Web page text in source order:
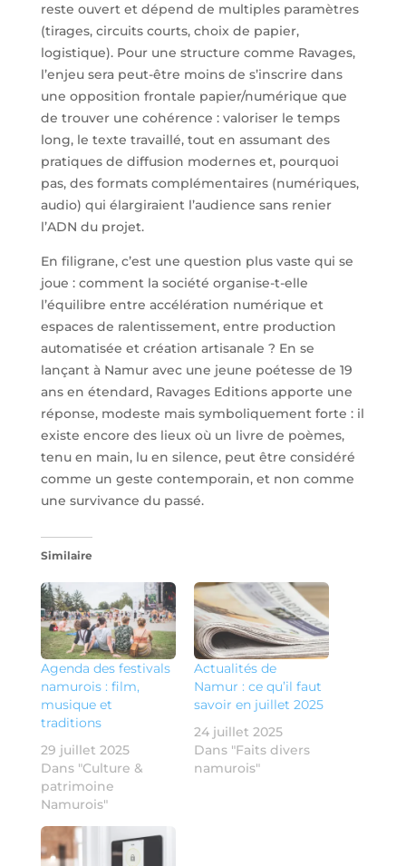
reste ouvert et dépend de multiples paramètres
(tirages, circuits courts, choix de papier,
logistique). Pour une structure comme Ravages,
l’enjeu sera peut-être moins de s’inscrire dans
une opposition frontale papier/numérique que
de trouver une cohérence : valoriser le temps
long, le texte travaillé, tout en assumant des
pratiques de diffusion modernes et, pourquoi
pas, des formats complémentaires (numériques,
audio) qui élargiraient l’audience sans renier
l’ADN du projet.
En filigrane, c’est une question plus vaste qui se
joue : comment la société organise-t-elle
l’équilibre entre accélération numérique et
espaces de ralentissement, entre production
automatisée et création artisanale ? En se
lançant à Namur avec une jeune poétesse de 19
ans en étendard, Ravages Editions apporte une
réponse, modeste mais symboliquement forte : il
existe encore des lieux où un livre de poèmes,
tenu en main, lu en silence, peut être considéré
comme un geste contemporain, et non comme
une survivance du passé.
Similaire
Agenda des festivals
namurois : film,
musique et
traditions
29 juillet 2025
Dans "Culture &
patrimoine
Namurois"
Actualités de
Namur : ce qu’il faut
savoir en juillet 2025
24 juillet 2025
Dans "Faits divers
namurois"